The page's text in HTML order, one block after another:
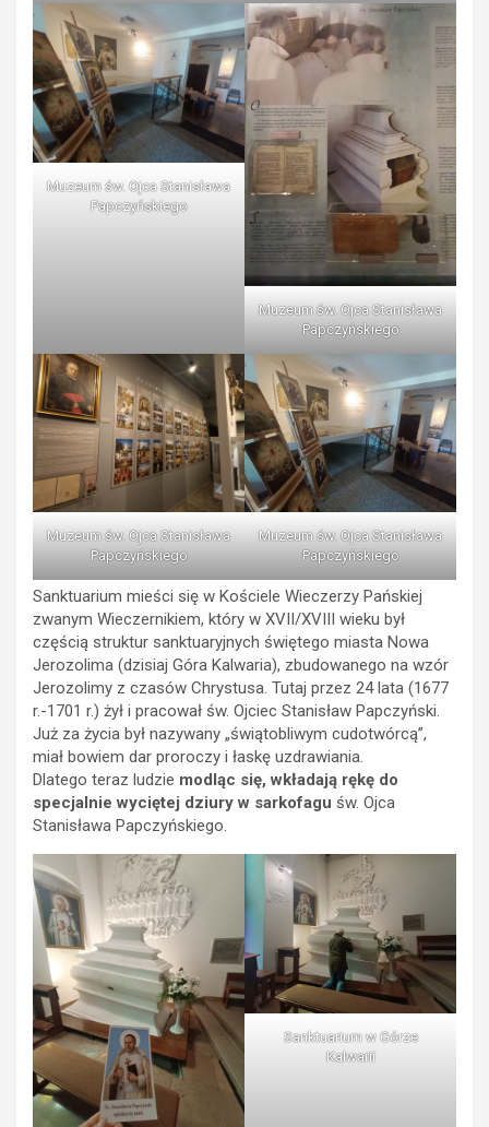
Muzeum św. Ojca Stanisława
Papczyńskiego
Muzeum św. Ojca Stanisława
Papczyńskiego
Muzeum św. Ojca Stanisława
Papczyńskiego
Muzeum św. Ojca Stanisława
Papczyńskiego
Sanktuarium mieści się w Kościele Wieczerzy Pańskiej
zwanym Wieczernikiem, który w XVII/XVIII wieku był
częścią struktur sanktuaryjnych świętego miasta Nowa
Jerozolima (dzisiaj Góra Kalwaria), zbudowanego na wzór
Jerozolimy z czasów Chrystusa. Tutaj przez 24 lata (1677
r.-1701 r.) żył i pracował św. Ojciec Stanisław Papczyński.
Już za życia był nazywany „świątobliwym cudotwórcą”,
miał bowiem dar proroczy i łaskę uzdrawiania.
Dlatego teraz ludzie modląc się, wkładają rękę do
specjalnie wyciętej dziury w sarkofagu św. Ojca
Stanisława Papczyńskiego.
Sanktuarium w Górze
Kalwarii